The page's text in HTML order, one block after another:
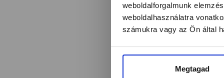
weboldalforgalmunk
weboldalhasználatra
számukra vagy az Ön által
Megtagad
Név*